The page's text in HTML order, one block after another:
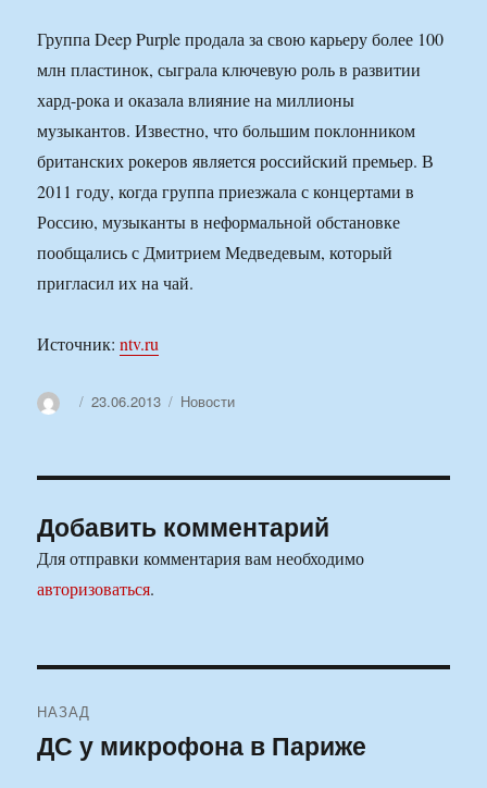
Группа Deep Purple продала за свою карьеру более 100
млн пластинок, сыграла ключевую роль в развитии
хард-рока и оказала влияние на миллионы
музыкантов. Известно, что большим поклонником
британских рокеров является российский премьер. В
2011 году, когда группа приезжала с концертами в
Россию, музыканты в неформальной обстановке
пообщались с Дмитрием Медведевым, который
пригласил их на чай.
Источник:ntv.ru
АвторОпубликовано
23.06.2013 Рубрики
Новости
Добавить комментарий
Для отправки комментария вам необходимо
авторизоваться.
по
НАЗАД
Предыдущая
ДС у микрофона в Париже